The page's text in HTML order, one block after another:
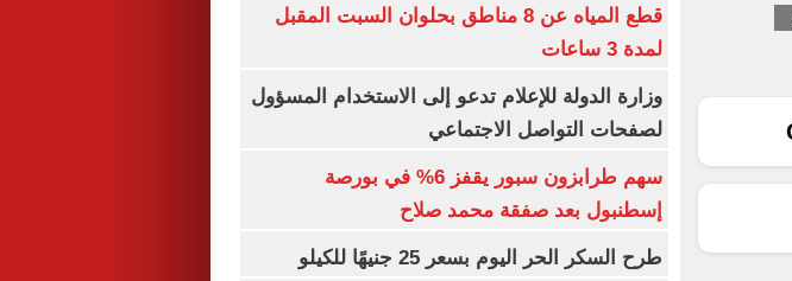
قطع المياه عن 8 مناطق بحلوان السبت المقبل
لمدة 3 ساعات
وزارة الدولة للإعلام تدعو إلى الاستخدام المسؤول
لصفحات التواصل الاجتماعي
سهم طرابزون سبور يقفز 6% في بورصة
إسطنبول بعد صفقة محمد صلاح
طرح السكر الحر اليوم بسعر 25 جنيهًا للكيلو